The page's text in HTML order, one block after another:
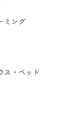
ミング
ス・ベッド